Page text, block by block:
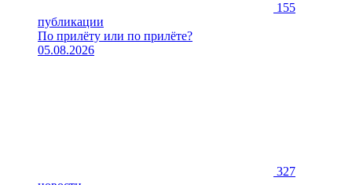
155
публикации
По прилёту или по прилёте?
05.08.2026
327